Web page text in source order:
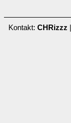
Kontakt: CHRizzz